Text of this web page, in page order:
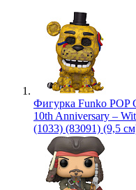
Фигурка Funko POP
10th Anniversary –
(1033) (83091) (9,5